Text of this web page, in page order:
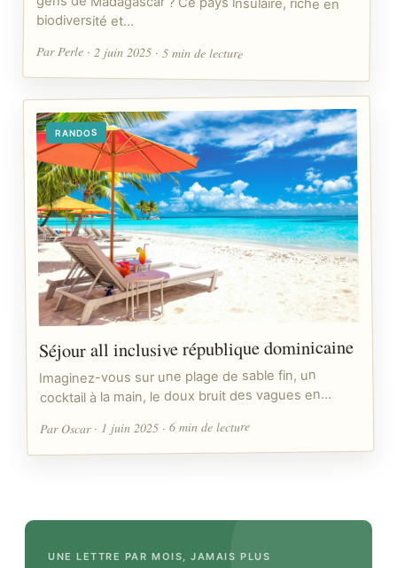
biodiversité et…
Par Perle · 2 juin 2025 · 5 min de lecture
RANDOS
Séjour all inclusive république dominicaine
Imaginez-vous sur une plage de sable fin, un
cocktail à la main, le doux bruit des vagues en…
Par Oscar · 1 juin 2025 · 6 min de lecture
UNE LETTRE PAR MOIS, JAMAIS PLUS